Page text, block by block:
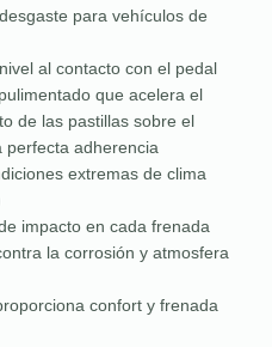
para vehículos de
al contacto con el pedal
que acelera el
de las pastillas sobre el
perfecta adherencia
extremas de clima
impacto en cada frenada
la corrosión y atmosfera
confort y frenada